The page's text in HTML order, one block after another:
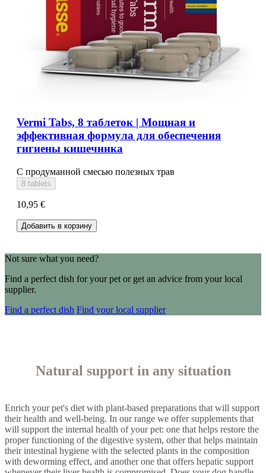
Vermi Tabs, 8 таблеток | Мощная и
эффективная формула для обеспечения
гигиены кишечника
С продуманной смесью полезных трав
8 tablets
10,95 €
Добавить в корзину
Not sure what you need?
Find a perfect dish for your pet or get an advice from your local
supplier.
Find a perfect dish Find your local supplier
Natural support in any situation
Enrich your pet's diet with plant-based preparations that will support
their health and well-being. In our range we offer supplements that
will support the internal health of your pet: one that helps restore the
proper functioning of the digestive system, other that helps maintain
their intestinal hygiene with the selected plants in the composition
with deworming effect, and another one that offers hepatic support